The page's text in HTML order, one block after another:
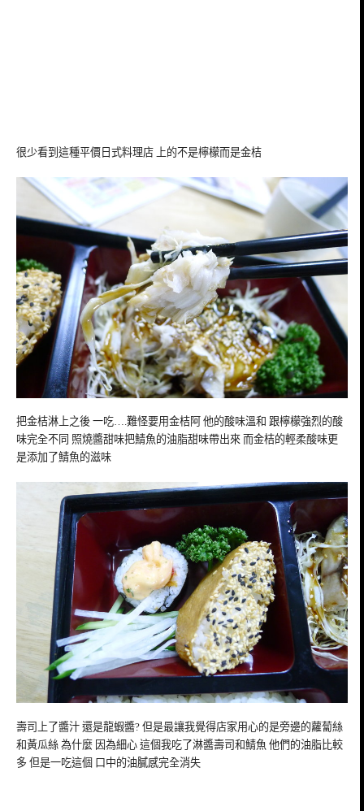
很少看到這種平價日式料理店 上的不是檸檬而是金桔
把金桔淋上之後 一吃….難怪要用金桔阿 他的酸味溫和 跟檸檬強烈的酸
味完全不同 照燒醬甜味把鯖魚的油脂甜味帶出來 而金桔的輕柔酸味更
是添加了鯖魚的滋味
壽司上了醬汁 還是龍蝦醬? 但是最讓我覺得店家用心的是旁邊的蘿蔔絲
和黃瓜絲 為什麼 因為細心 這個我吃了淋醬壽司和鯖魚 他們的油脂比較
多 但是一吃這個 口中的油膩感完全消失